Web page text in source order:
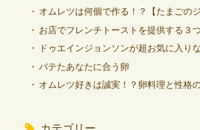
オムレツは何個で作る！？【たまごのジ
お店でフレンチトーストを提供する３
ドゥエインジョンソンが超お気に入り
バテたあなたに合う卵
オムレツ好きは誠実！？卵料理と性格